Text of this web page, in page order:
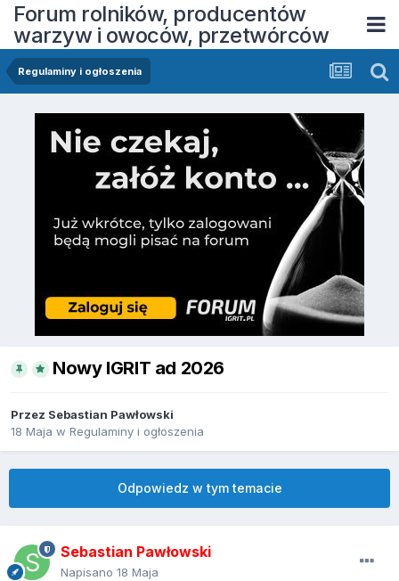
Forum rolników, producentów
warzyw i owoców, przetwórców
Regulaminy i ogłoszenia
Nowy IGRIT ad 2026
Przez Sebastian Pawłowski
18 Maja w Regulaminy i ogłoszenia
Odpowiedz w tym temacie
Sebastian Pawłowski
Napisano 18 Maja